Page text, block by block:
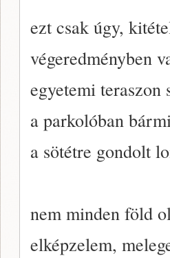
ezt csak úgy,
végeredményben
egyetemi teraszon
a parkolóban
a sötétre gondolt
nem minden föld
elképzelem,